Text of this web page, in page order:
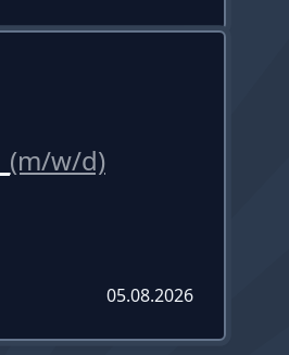
(m/w/d)
05.08.2026